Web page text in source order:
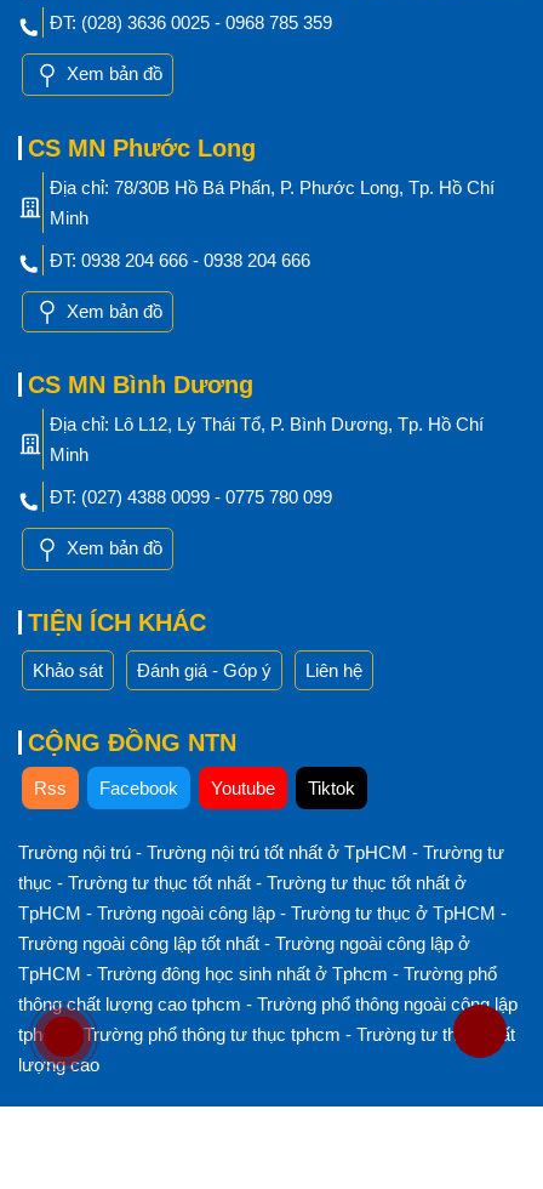
ĐT: (028) 3636 0025 - 0968 785 359
Xem bản đồ
CS MN Phước Long
Địa chỉ: 78/30B Hồ Bá Phấn, P. Phước Long, Tp. Hồ Chí
Minh
ĐT: 0938 204 666 - 0938 204 666
Xem bản đồ
CS MN Bình Dương
Địa chỉ: Lô L12, Lý Thái Tổ, P. Bình Dương, Tp. Hồ Chí
Minh
ĐT: (027) 4388 0099 - 0775 780 099
Xem bản đồ
TIỆN ÍCH KHÁC
Khảo sát Đánh giá - Góp ý Liên hệ
CỘNG ĐỒNG NTN
Rss Facebook Youtube Tiktok
Trường nội trú - Trường nội trú tốt nhất ở TpHCM - Trường tư
thục - Trường tư thục tốt nhất - Trường tư thục tốt nhất ở
TpHCM - Trường ngoài công lập - Trường tư thục ở TpHCM -
Trường ngoài công lập tốt nhất - Trường ngoài công lập ở
TpHCM - Trường đông học sinh nhất ở Tphcm - Trường phổ
thông chất lượng cao tphcm - Trường phổ thông ngoài công lập
tphcm
-Trường phổ thông tư thục tphcm - Trường tư thục chất
lượng cao